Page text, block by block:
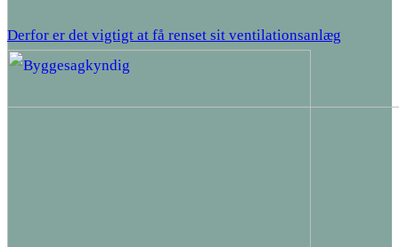
Derfor er det vigtigt at få renset sit ventilationsanlæg